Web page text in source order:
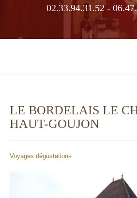
02.33.94.31.52 -
LE BORDELAIS LE
HAUT-GOUJON
Voyages dégustations